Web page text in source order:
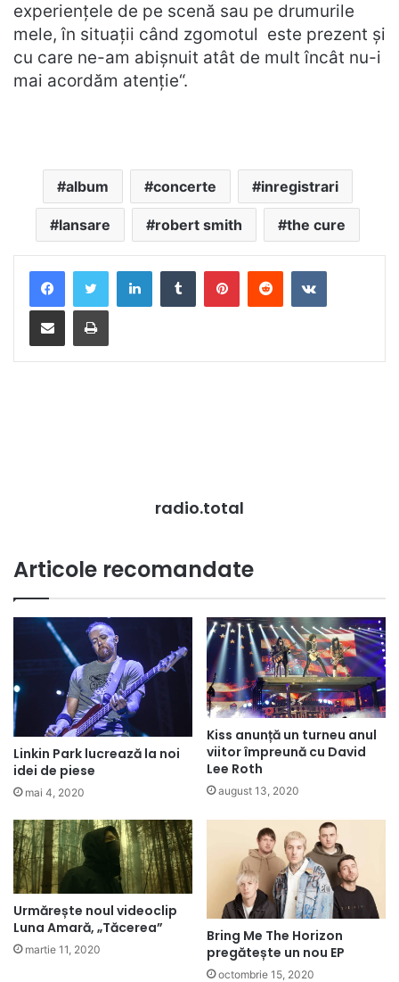
experiențele de pe scenă sau pe drumurile
mele, în situații când zgomotul este prezent și
cu care ne-am abișnuit atât de mult încât nu-i
mai acordăm atenție“.
album concerte inregistrari
lansare robert smith the cure
LinkedInTumblrPinterestRedditVKontakte
Distribuie prin mail Tipărește
radio.total
Articole recomandate
Linkin Park lucrează la noi
idei de piese
mai 4, 2020
Kiss anunță un turneu anul
viitor împreună cu David
Lee Roth
august 13, 2020
Urmărește noul videoclip
Luna Amară, „Tăcerea”
martie 11, 2020
Bring Me The Horizon
pregătește un nou EP
octombrie 15, 2020